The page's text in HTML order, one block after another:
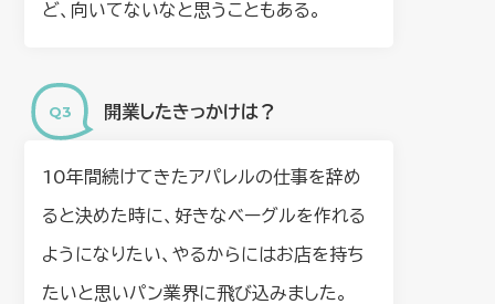
ど、向いてないなと思うこともある。
開業したきっかけは？
10年間続けてきたアパレルの仕事を辞め
ると決めた時に、好きなベーグルを作れる
ようになりたい、やるからにはお店を持ち
たいと思いパン業界に飛び込みました。